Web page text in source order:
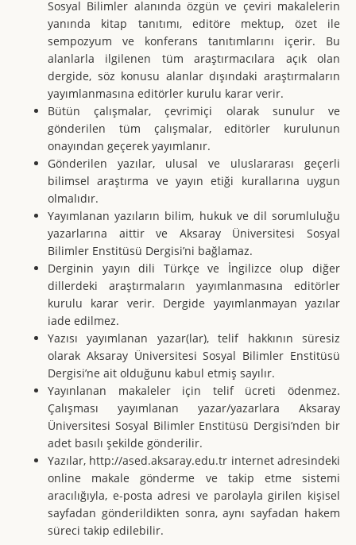
Sosyal Bilimler alanında özgün ve çeviri makalelerin
yanında kitap tanıtımı, editöre mektup, özet ile
sempozyum ve konferans tanıtımlarını içerir. Bu
alanlarla ilgilenen tüm araştırmacılara açık olan
dergide, söz konusu alanlar dışındaki araştırmaların
yayımlanmasına editörler kurulu karar verir.
Bütün çalışmalar, çevrimiçi olarak sunulur ve
gönderilen tüm çalışmalar, editörler kurulunun
onayından geçerek yayımlanır.
Gönderilen yazılar, ulusal ve uluslararası geçerli
bilimsel araştırma ve yayın etiği kurallarına uygun
olmalıdır.
Yayımlanan yazıların bilim, hukuk ve dil sorumluluğu
yazarlarına aittir ve Aksaray Üniversitesi Sosyal
Bilimler Enstitüsü Dergisi’ni bağlamaz.
Derginin yayın dili Türkçe ve İngilizce olup diğer
dillerdeki araştırmaların yayımlanmasına editörler
kurulu karar verir. Dergide yayımlanmayan yazılar
iade edilmez.
Yazısı yayımlanan yazar(lar), telif hakkının süresiz
olarak Aksaray Üniversitesi Sosyal Bilimler Enstitüsü
Dergisi’ne ait olduğunu kabul etmiş sayılır.
Yayınlanan makaleler için telif ücreti ödenmez.
Çalışması yayımlanan yazar/yazarlara Aksaray
Üniversitesi Sosyal Bilimler Enstitüsü Dergisi’nden bir
adet basılı şekilde gönderilir.
Yazılar, http://ased.aksaray.edu.tr internet adresindeki
online makale gönderme ve takip etme sistemi
aracılığıyla, e-posta adresi ve parolayla girilen kişisel
sayfadan gönderildikten sonra, aynı sayfadan hakem
süreci takip edilebilir.